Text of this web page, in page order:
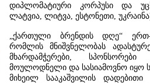
დიპლომატიური კორპუსი და
ლატვია, ლიტვა, ესტონეთი,
„ქართული ბრენდის დღე“
რომლის მნიშვნელობას
მხარდამჭერები,
მოულოდნელი და სასიამოვნო იყო
მიხეილ სააკაშვილის